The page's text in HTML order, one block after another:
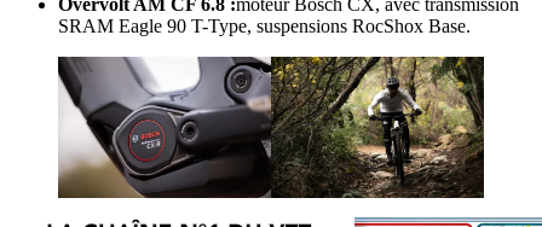
SRAM Eagle 90 T-Type, suspensions RocShox Base.